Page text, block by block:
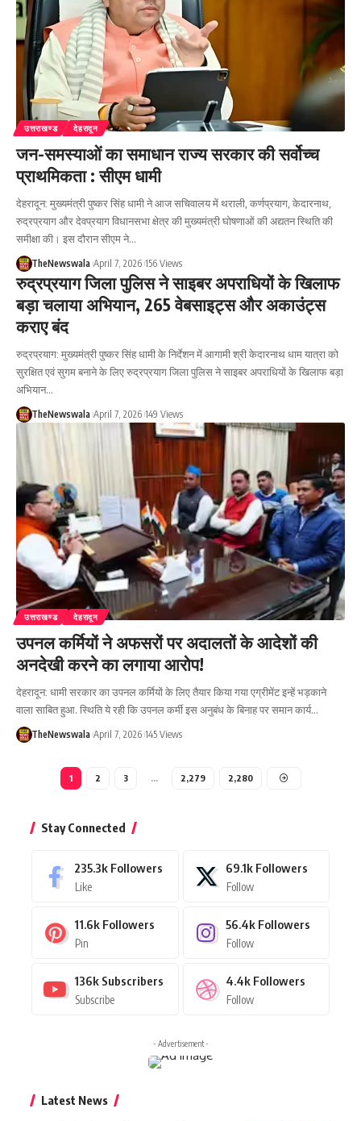
उत्तराखण्ड देहरादून
जन-समस्याओं का समाधान राज्य सरकार की सर्वोच्च
प्राथमिकता : सीएम धामी
देहरादून: मुख्यमंत्री पुष्कर सिंह धामी ने आज सचिवालय में थराली, कर्णप्रयाग, केदारनाथ,
रुद्रप्रयाग और देवप्रयाग विधानसभा क्षेत्र की मुख्यमंत्री घोषणाओं की अद्यतन स्थिति की
समीक्षा की। इस दौरान सीएम ने…
TheNewswala April 7, 2026 156 Views
रुद्रप्रयाग जिला पुलिस ने साइबर अपराधियों के खिलाफ
बड़ा चलाया अभियान, 265 वेबसाइट्स और अकाउंट्स
कराए बंद
रुद्रप्रयाग: मुख्यमंत्री पुष्कर सिंह धामी के निर्देशन में आगामी श्री केदारनाथ धाम यात्रा को
सुरक्षित एवं सुगम बनाने के लिए रुद्रप्रयाग जिला पुलिस ने साइबर अपराधियों के खिलाफ बड़ा
अभियान…
TheNewswala April 7, 2026 149 Views
उत्तराखण्ड देहरादून
उपनल कर्मियों ने अफसरों पर अदालतों के आदेशों की
अनदेखी करने का लगाया आरोप!
देहरादून: धामी सरकार का उपनल कर्मियों के लिए तैयार किया गया एग्रीमेंट इन्हें भड़काने
वाला साबित हुआ. स्थिति ये रही कि उपनल कर्मी इस अनुबंध के बिनाह पर समान कार्य…
TheNewswala April 7, 2026 145 Views
1 2 3 … 2,279 2,280
Stay Connected
235.3k Followers
Like
69.1k Followers
Follow
11.6k Followers
Pin
56.4k Followers
Follow
136k Subscribers
Subscribe
4.4k Followers
Follow
- Advertisement -
Latest News